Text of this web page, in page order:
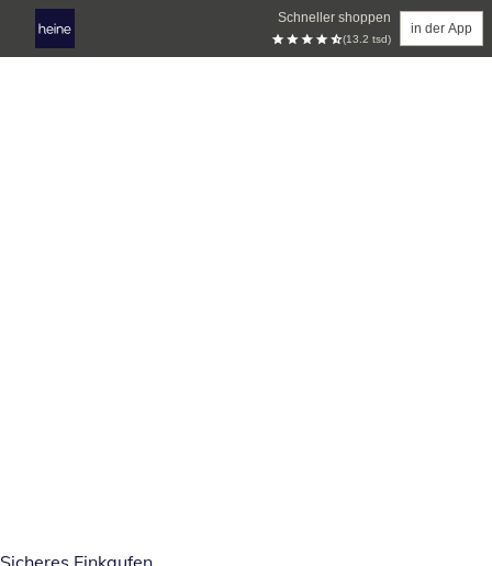
Schneller shoppen
(13.2 tsd)
in der App
Sicheres Einkaufen